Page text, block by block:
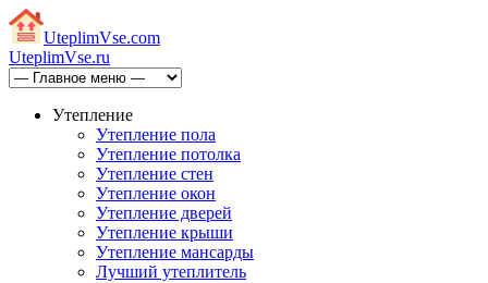
UteplimVse.com
UteplimVse.ru
Утепление
Утепление пола
Утепление потолка
Утепление стен
Утепление окон
Утепление дверей
Утепление крыши
Утепление мансарды
Лучший утеплитель